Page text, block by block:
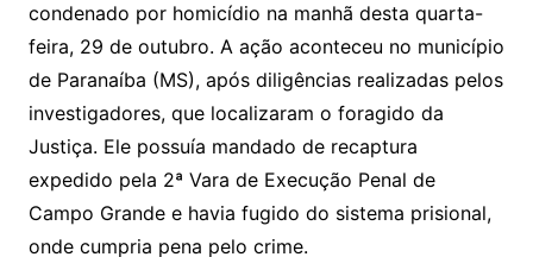
condenado por homicídio na manhã desta quarta-
feira, 29 de outubro. A ação aconteceu no município
de Paranaíba (MS), após diligências realizadas pelos
investigadores, que localizaram o foragido da
Justiça. Ele possuía mandado de recaptura
expedido pela 2ª Vara de Execução Penal de
Campo Grande e havia fugido do sistema prisional,
onde cumpria pena pelo crime.